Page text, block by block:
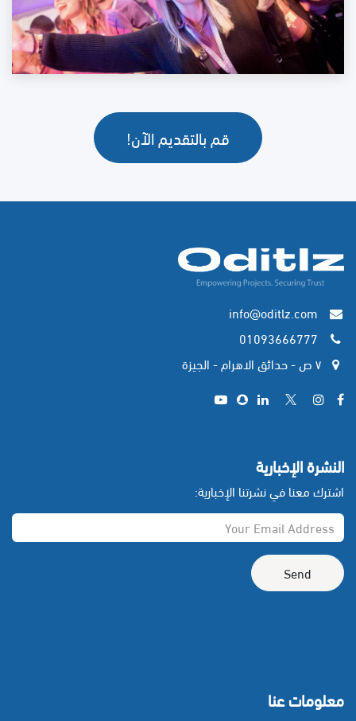
قم بالتقديم الآن!
info@oditlz.com
01093666777
٧ ص - حدائق الاهرام - الجيزة
النشرة الإخبارية
اشترك معنا في نشرتنا الإخبارية:
Send
معلومات عنا